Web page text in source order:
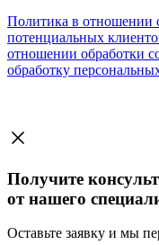
Политика в отношении
потенциальных
отношении обработки
обработку
Получите
от нашего
Оставьте заявку и мы